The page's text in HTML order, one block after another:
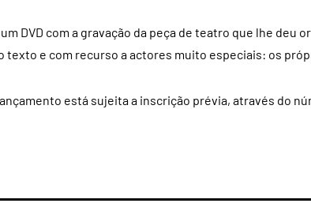
DVD com a gravação da peça de teatro que lhe deu
texto e com recurso a actores muito especiais: os
está sujeita a inscrição prévia, através do